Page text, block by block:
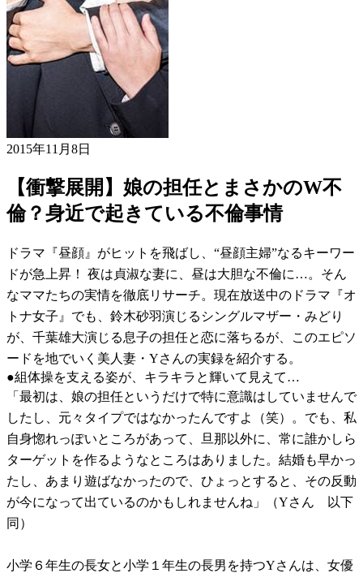
2015年11月8日
【衝撃展開】娘の担任とまさかのW不
倫？身近で起きている不倫事情
ドラマ『昼顔』がヒットを飛ばし、“昼顔主婦”なるキーワー
ドが急上昇！ 夜は貞淑な妻に、昼は大胆な不倫に…。そん
なママたちの実情を徹底リサーチ。現在放送中のドラマ『オ
トナ女子』でも、鈴木砂羽演じるシングルマザー・みどり
が、千葉雄大演じる息子の担任と恋に落ちるが、このエピソ
ードを地でいく美人妻・Yさんの実録を紹介する。
●組体操を支える姿が、キラキラと輝いて見えて…
「最初は、娘の担任というだけで特に意識はしていませんで
したし、元々タイプではなかったんですよ（笑）。でも、私
自身惚れっぽいところがあって、旦那以外に、常に誰かしら
ターゲットを作るようなところはありました。結婚も早かっ
たし、あまり遊ばなかったので、ひょっとすると、その反動
が今になって出ているのかもしれませんね」（Yさん 以下
同）
小学６年生の長女と小学１年生の長男を持つYさんは、女優